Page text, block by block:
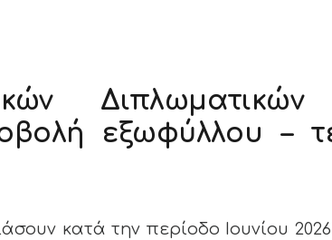
Διπλωματικών
εξωφύλλου –
κατά την περίοδο Ιουνίου